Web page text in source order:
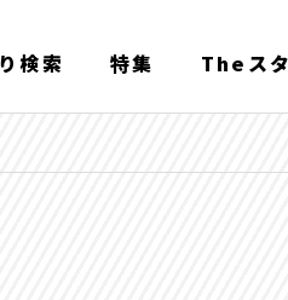
検索 特集 Theス